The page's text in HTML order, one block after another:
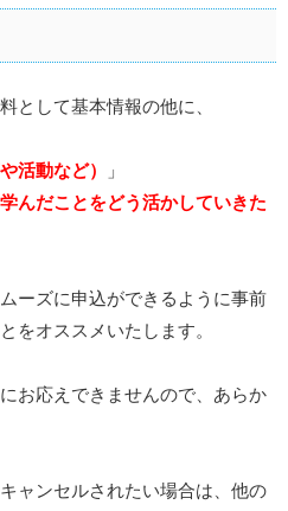
として基本情報の他に、
活動など）
」
んだことをどう活かしていきた
ーズに申込ができるように事前
をオススメいたします。
お応えできませんので、あらか
ャンセルされたい場合は、他の